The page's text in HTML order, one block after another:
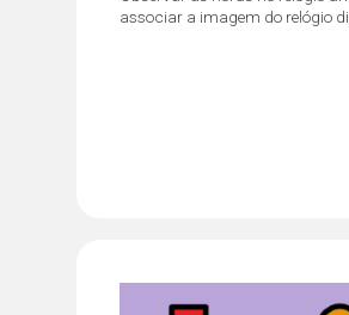
associar a imagem do relógio